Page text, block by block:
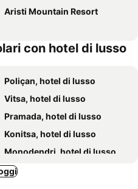
Aristi Mountain Resort
con hotel di lusso
Poliçan, hotel di lusso
Vitsa, hotel di lusso
Pramada, hotel di lusso
Konitsa, hotel di lusso
Monodendri, hotel di lusso
Elati, hotel di lusso